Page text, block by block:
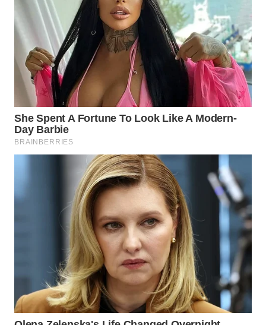
LIKUPANG
WN
LABUANBAJO
WN
BORNEO
Wahana
Media
Group
ADVOKAT
WAHANA
INFRASTRUKTUR